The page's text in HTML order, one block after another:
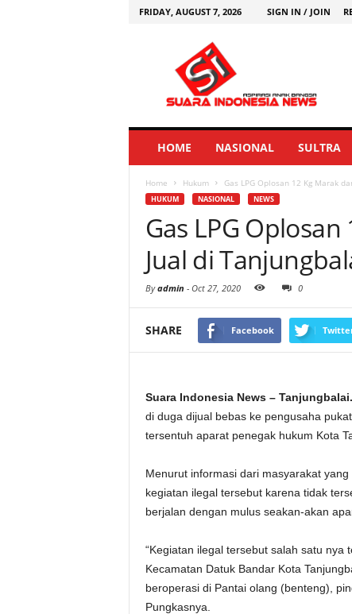
FRIDAY, AUGUST 7, 2026 SIGN IN / JOIN
HOME NASIONAL SULTRA
Home Hukum Gas LPG Oplosan 12 Kg Marak
HUKUM NASIONAL NEWS
Gas LPG
Jual di
Byadmin - Oct 27, 2020 0
SHARE Facebook
Suara Indonesia News – Tanjungbalai.
di duga dijual bebas ke pengusaha
tersentuh aparat penegak hukum Kota
Menurut informasi dari masyarakat
kegiatan ilegal tersebut karena tidak
berjalan dengan mulus seakan-akan
“Kegiatan ilegal tersebut salah satu nya
Kecamatan Datuk Bandar Kota
beroperasi di Pantai olang (benteng),
Pungkasnya.